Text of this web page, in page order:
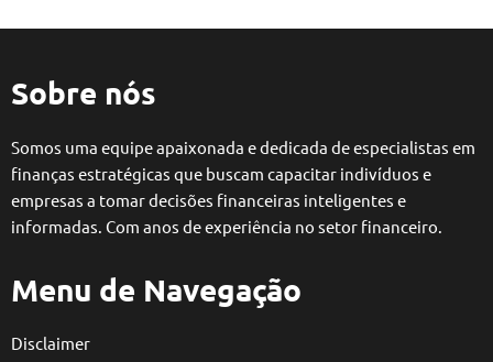
Sobre nós
Somos uma equipe apaixonada e dedicada de especialistas em
finanças estratégicas que buscam capacitar indivíduos e
empresas a tomar decisões financeiras inteligentes e
informadas. Com anos de experiência no setor financeiro.
Menu de Navegação
Disclaimer